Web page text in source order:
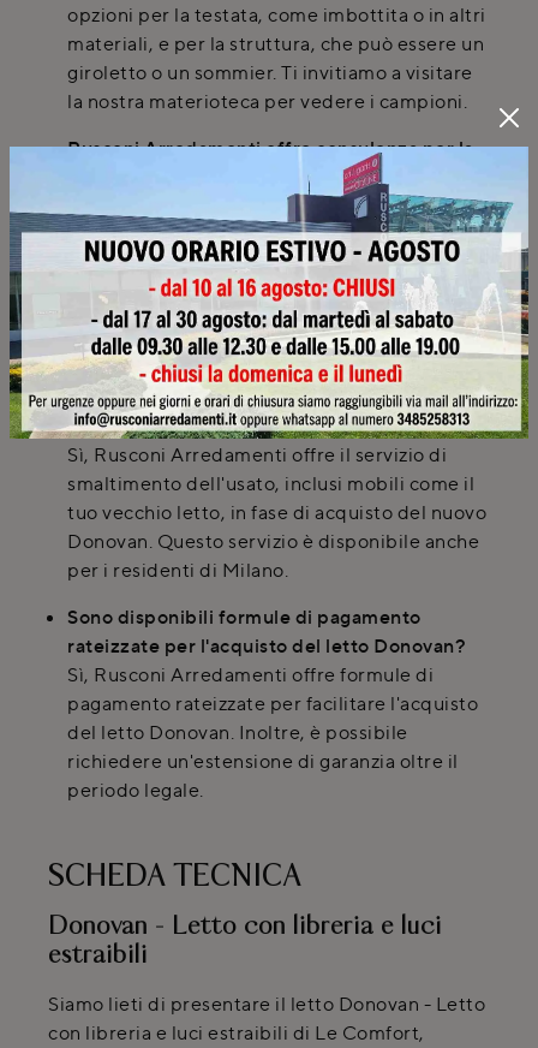
opzioni per la testata, come imbottita o in altri
materiali, e per la struttura, che può essere un
giroletto o un sommier. Ti invitiamo a visitare
la nostra materioteca per vedere i campioni.
Rusconi Arredamenti offre consulenza per la
Certamente, offriamo servizi di progettazione
3D e consulenze a domicilio per aiutarti a
scegliere il letto Donovan e integrarlo al
meglio nel tuo ambiente. I nostri esperti ti
guideranno tra i campioni di materiali.
Il negozio Rusconi Arredamenti offre un
servizio di smaltimento del letto usato per i
residenti di Milano?
Sì, Rusconi Arredamenti offre il servizio di
smaltimento dell'usato, inclusi mobili come il
tuo vecchio letto, in fase di acquisto del nuovo
Donovan. Questo servizio è disponibile anche
per i residenti di Milano.
Sono disponibili formule di pagamento
rateizzate per l'acquisto del letto Donovan?
Sì, Rusconi Arredamenti offre formule di
pagamento rateizzate per facilitare l'acquisto
del letto Donovan. Inoltre, è possibile
richiedere un'estensione di garanzia oltre il
periodo legale.
SCHEDA TECNICA
Donovan - Letto con libreria e luci
estraibili
Siamo lieti di presentare il letto Donovan - Letto
con libreria e luci estraibili di Le Comfort,